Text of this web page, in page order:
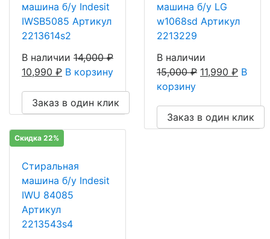
машина б/у Indesit
IWSB5085 Артикул
2213614s2
В наличии 14,000₽
10,990 ₽ В корзину
Заказ в один клик
машина б/у LG
w1068sd Артикул
2213229
В наличии
15,000₽ 11,990 ₽ В
корзину
Заказ в один клик
Скидка 22%
Стиральная
машина б/у Indesit
IWU 84085
Артикул
2213543s4